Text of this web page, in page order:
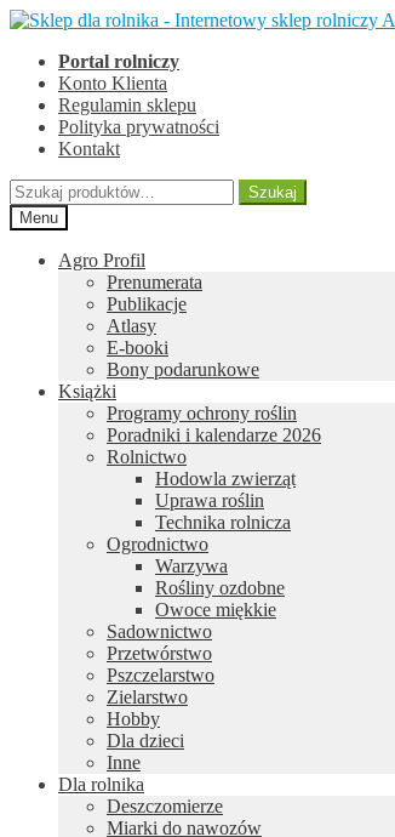
Przejdź
nawigacji
Przejdź
treści
Portal rolniczy
Konto Klienta
Regulamin sklepu
Polityka prywatności
Kontakt
Szukaj:
Szukaj
Menu
Agro Profil
Prenumerata
Publikacje
Atlasy
E-booki
Bony podarunkowe
Książki
Programy ochrony roślin
Poradniki i kalendarze 2026
Rolnictwo
Hodowla zwierząt
Uprawa roślin
Technika rolnicza
Ogrodnictwo
Warzywa
Rośliny ozdobne
Owoce miękkie
Sadownictwo
Przetwórstwo
Pszczelarstwo
Zielarstwo
Hobby
Dla dzieci
Inne
Dla rolnika
Deszczomierze
Miarki do nawozów